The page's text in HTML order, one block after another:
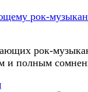
рок-
и полным